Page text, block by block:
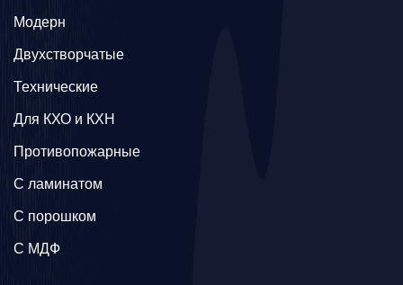
Модерн
Двухстворчатые
Технические
Для КХО и КХН
Противопожарные
С ламинатом
С порошком
С МДФ